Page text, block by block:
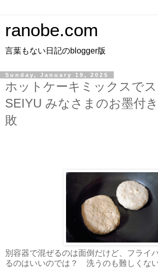
ranobe.com
言葉もない日記のblogger版
Sunday, January 19, 2025
ホットケーキミックスで
SEIYU みなさまのお墨付
敗
別容器で混ぜるのは面倒だけど、フライ
るのはいいのでは？ 洗うのも難しくな